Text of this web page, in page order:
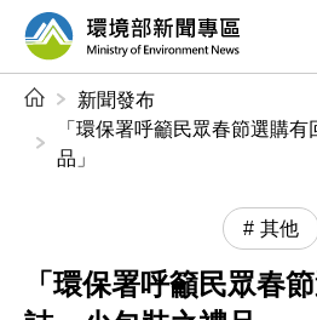
前往中央內容區塊
環境部新聞專
新聞發布
「環保署呼籲民眾春節選購
品」
其他
「環保署呼籲民眾春